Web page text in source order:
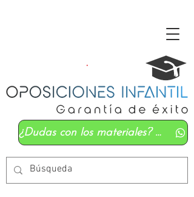
¿Dudas con los materiales? Mándanos un whatsapp